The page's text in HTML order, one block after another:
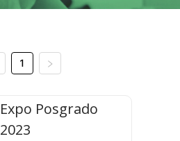
1
Expo Posgrado
2023